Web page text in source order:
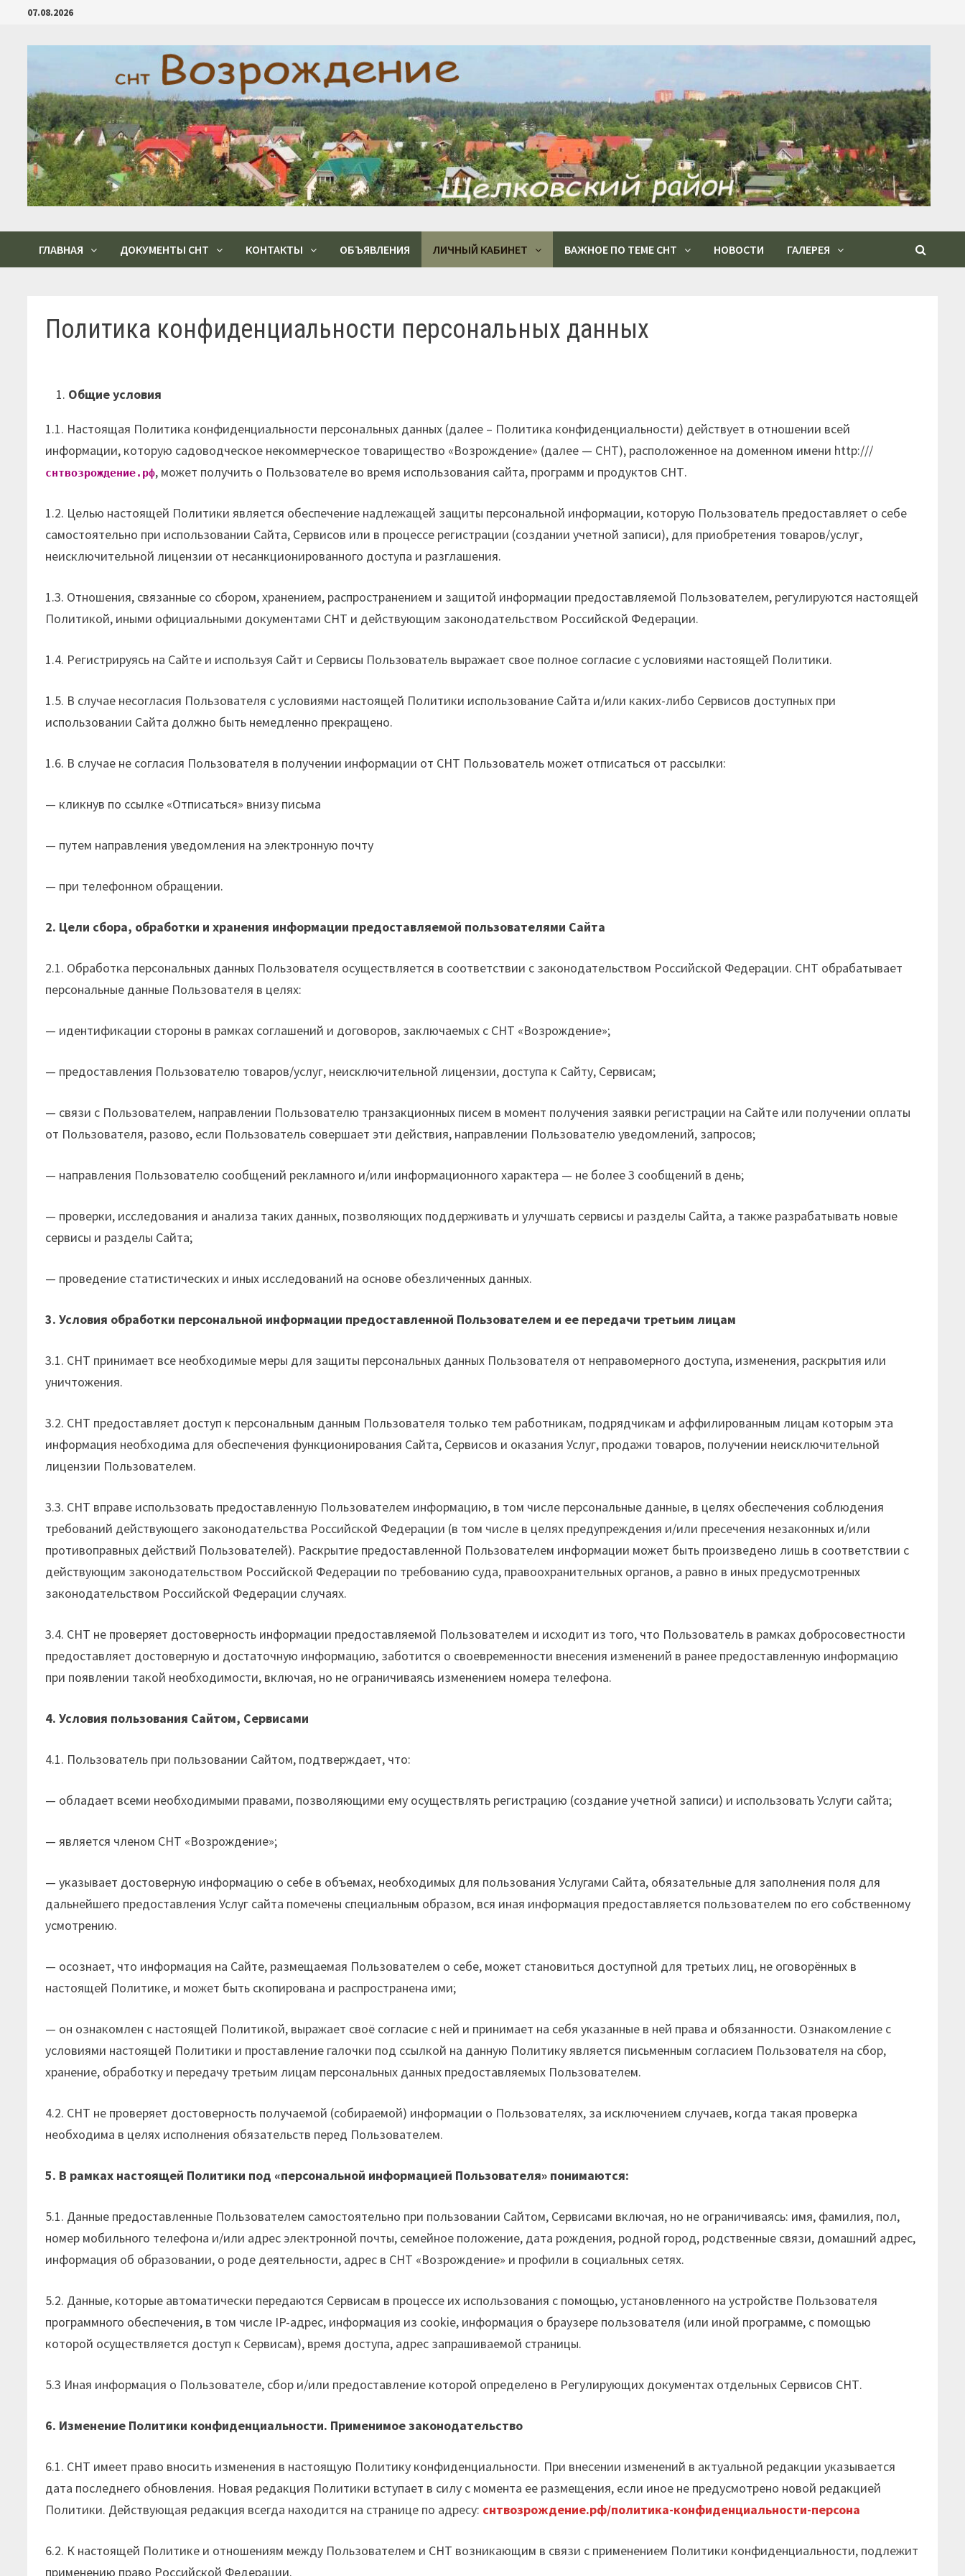
Перейти
содержимому
07.08.2026
ГЛАВНАЯ ДОКУМЕНТЫ СНТ КОНТАКТЫ ОБЪЯВЛЕНИЯ ЛИЧНЫЙ КАБИНЕТ ВАЖНОЕ ПО ТЕМЕ СНТ НОВОСТИ ГАЛЕРЕЯ
Политика конфиденциальности персональных данных
Общие условия
1.1. Настоящая Политика конфиденциальности персональных данных (далее – Политика конфиденциальности) действует в отношении всей
информации, которую садоводческое некоммерческое товарищество «Возрождение» (далее — СНТ), расположенное на доменном имени http:///
снтвозрождение.рф, может получить о Пользователе во время использования сайта, программ и продуктов СНТ.
1.2. Целью настоящей Политики является обеспечение надлежащей защиты персональной информации, которую Пользователь предоставляет о себе
самостоятельно при использовании Сайта, Сервисов или в процессе регистрации (создании учетной записи), для приобретения товаров/услуг,
неисключительной лицензии от несанкционированного доступа и разглашения.
1.3. Отношения, связанные со сбором, хранением, распространением и защитой информации предоставляемой Пользователем, регулируются настоящей
Политикой, иными официальными документами СНТ и действующим законодательством Российской Федерации.
1.4. Регистрируясь на Сайте и используя Сайт и Сервисы Пользователь выражает свое полное согласие с условиями настоящей Политики.
1.5. В случае несогласия Пользователя с условиями настоящей Политики использование Сайта и/или каких-либо Сервисов доступных при
использовании Сайта должно быть немедленно прекращено.
1.6. В случае не согласия Пользователя в получении информации от СНТ Пользователь может отписаться от рассылки:
— кликнув по ссылке «Отписаться» внизу письма
— путем направления уведомления на электронную почту
— при телефонном обращении.
2. Цели сбора, обработки и хранения информации предоставляемой пользователями Сайта
2.1. Обработка персональных данных Пользователя осуществляется в соответствии с законодательством Российской Федерации. СНТ обрабатывает
персональные данные Пользователя в целях:
— идентификации стороны в рамках соглашений и договоров, заключаемых с СНТ «Возрождение»;
— предоставления Пользователю товаров/услуг, неисключительной лицензии, доступа к Сайту, Сервисам;
— связи с Пользователем, направлении Пользователю транзакционных писем в момент получения заявки регистрации на Сайте или получении оплаты
от Пользователя, разово, если Пользователь совершает эти действия, направлении Пользователю уведомлений, запросов;
— направления Пользователю сообщений рекламного и/или информационного характера — не более 3 сообщений в день;
— проверки, исследования и анализа таких данных, позволяющих поддерживать и улучшать сервисы и разделы Сайта, а также разрабатывать новые
сервисы и разделы Сайта;
— проведение статистических и иных исследований на основе обезличенных данных.
3. Условия обработки персональной информации предоставленной Пользователем и ее передачи третьим лицам
3.1. СНТ принимает все необходимые меры для защиты персональных данных Пользователя от неправомерного доступа, изменения, раскрытия или
уничтожения.
3.2. СНТ предоставляет доступ к персональным данным Пользователя только тем работникам, подрядчикам и аффилированным лицам которым эта
информация необходима для обеспечения функционирования Сайта, Сервисов и оказания Услуг, продажи товаров, получении неисключительной
лицензии Пользователем.
3.3. СНТ вправе использовать предоставленную Пользователем информацию, в том числе персональные данные, в целях обеспечения соблюдения
требований действующего законодательства Российской Федерации (в том числе в целях предупреждения и/или пресечения незаконных и/или
противоправных действий Пользователей). Раскрытие предоставленной Пользователем информации может быть произведено лишь в соответствии с
действующим законодательством Российской Федерации по требованию суда, правоохранительных органов, а равно в иных предусмотренных
законодательством Российской Федерации случаях.
3.4. СНТ не проверяет достоверность информации предоставляемой Пользователем и исходит из того, что Пользователь в рамках добросовестности
предоставляет достоверную и достаточную информацию, заботится о своевременности внесения изменений в ранее предоставленную информацию
при появлении такой необходимости, включая, но не ограничиваясь изменением номера телефона.
4. Условия пользования Сайтом, Сервисами
4.1. Пользователь при пользовании Сайтом, подтверждает, что:
— обладает всеми необходимыми правами, позволяющими ему осуществлять регистрацию (создание учетной записи) и использовать Услуги сайта;
— является членом СНТ «Возрождение»;
— указывает достоверную информацию о себе в объемах, необходимых для пользования Услугами Сайта, обязательные для заполнения поля для
дальнейшего предоставления Услуг сайта помечены специальным образом, вся иная информация предоставляется пользователем по его собственному
усмотрению.
— осознает, что информация на Сайте, размещаемая Пользователем о себе, может становиться доступной для третьих лиц, не оговорённых в
настоящей Политике, и может быть скопирована и распространена ими;
— он ознакомлен с настоящей Политикой, выражает своё согласие с ней и принимает на себя указанные в ней права и обязанности. Ознакомление с
условиями настоящей Политики и проставление галочки под ссылкой на данную Политику является письменным согласием Пользователя на сбор,
хранение, обработку и передачу третьим лицам персональных данных предоставляемых Пользователем.
4.2. СНТ не проверяет достоверность получаемой (собираемой) информации о Пользователях, за исключением случаев, когда такая проверка
необходима в целях исполнения обязательств перед Пользователем.
5. В рамках настоящей Политики под «персональной информацией Пользователя» понимаются:
5.1. Данные предоставленные Пользователем самостоятельно при пользовании Сайтом, Сервисами включая, но не ограничиваясь: имя, фамилия, пол,
номер мобильного телефона и/или адрес электронной почты, семейное положение, дата рождения, родной город, родственные связи, домашний адрес,
информация об образовании, о роде деятельности, адрес в СНТ «Возрождение» и профили в социальных сетях.
5.2. Данные, которые автоматически передаются Сервисам в процессе их использования с помощью, установленного на устройстве Пользователя
программного обеспечения, в том числе IP-адрес, информация из cookie, информация о браузере пользователя (или иной программе, с помощью
которой осуществляется доступ к Сервисам), время доступа, адрес запрашиваемой страницы.
5.3 Иная информация о Пользователе, сбор и/или предоставление которой определено в Регулирующих документах отдельных Сервисов СНТ.
6. Изменение Политики конфиденциальности. Применимое законодательство
6.1. СНТ имеет право вносить изменения в настоящую Политику конфиденциальности. При внесении изменений в актуальной редакции указывается
дата последнего обновления. Новая редакция Политики вступает в силу с момента ее размещения, если иное не предусмотрено новой редакцией
Политики. Действующая редакция всегда находится на странице по адресу: снтвозрождение.рф/политика-конфиденциальности-персона
6.2. К настоящей Политике и отношениям между Пользователем и СНТ возникающим в связи с применением Политики конфиденциальности, подлежит
применению право Российской Федерации.